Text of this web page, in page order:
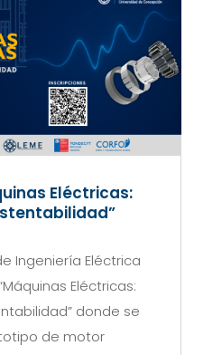
Eléctricas:
Ingeniería Eléctrica
Eléctricas:
donde se
de motor